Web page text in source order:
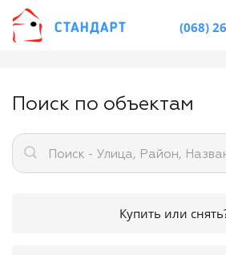
(068)
Поиск по объектам
Поиск - Улица, Район,
Купить или